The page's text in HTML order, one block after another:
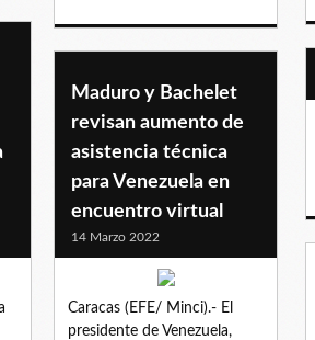
Maduro y Bachelet
revisan aumento de
asistencia técnica
para Venezuela en
encuentro virtual
14 Marzo 2022
Caracas (EFE/ Minci).- El
presidente de Venezuela,